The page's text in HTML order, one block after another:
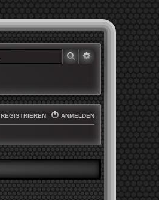
SUCHE
ANMELDEN
REGISTRIEREN